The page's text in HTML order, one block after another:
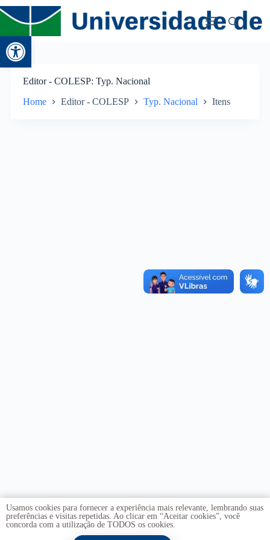
Abrir a barra de ferramentas
Editor - COLESP Typ. Nacional
Home Editor - COLESP Typ. Nacional Itens
Usamos cookies para fornecer a experiência mais relevante, lembrando suas
preferências e visitas repetidas. Ao clicar em “Aceitar cookies”, você
concorda com a utilização de TODOS os cookies.